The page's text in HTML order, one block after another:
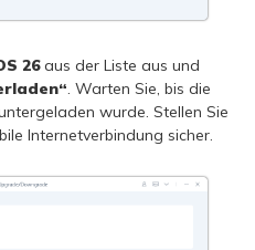
26aus der Liste aus und
. Warten Sie, bis die
wurde. Stellen Sie
Internetverbindung sicher.